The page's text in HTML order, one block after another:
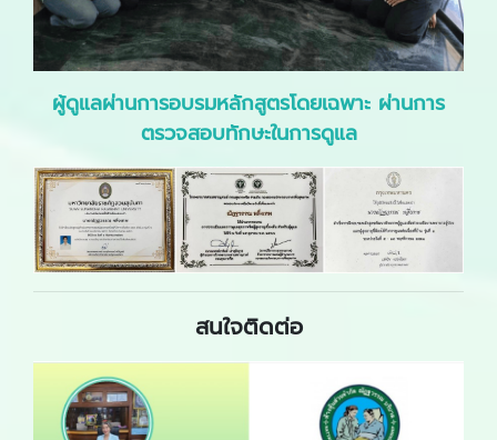
ผู้ดูแลผ่านการอบรมหลักสูตรโดยเฉพาะ ผ่านการ
ตรวจสอบทักษะในการดูแล
สนใจติดต่อ